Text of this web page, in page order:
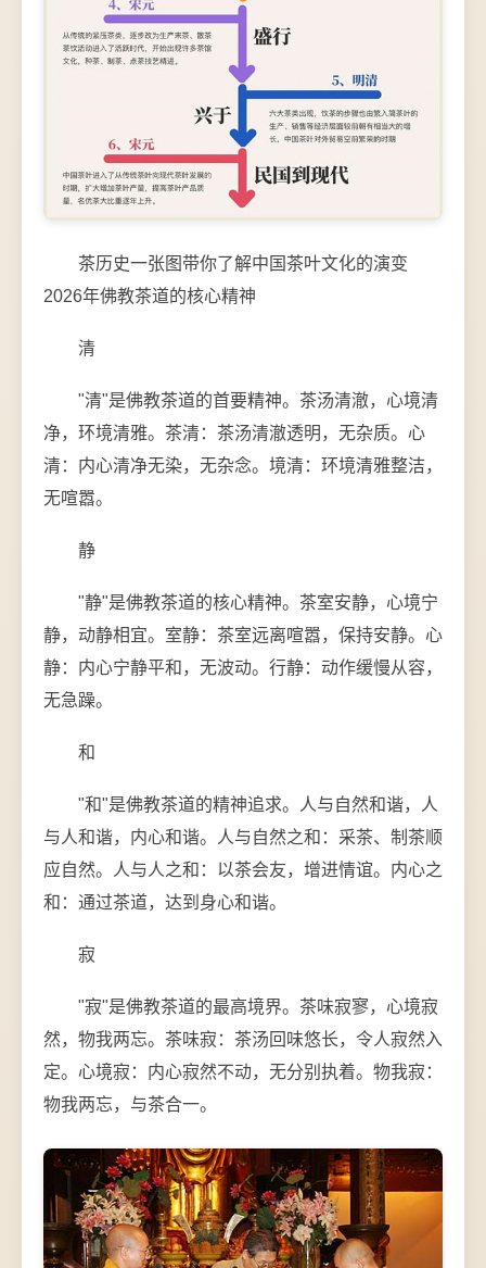
茶历史一张图带你了解中国茶叶文化的演变
2026年佛教茶道的核心精神
清
"清"是佛教茶道的首要精神。茶汤清澈，心境清
净，环境清雅。茶清：茶汤清澈透明，无杂质。心
清：内心清净无染，无杂念。境清：环境清雅整洁，
无喧嚣。
静
"静"是佛教茶道的核心精神。茶室安静，心境宁
静，动静相宜。室静：茶室远离喧嚣，保持安静。心
静：内心宁静平和，无波动。行静：动作缓慢从容，
无急躁。
和
"和"是佛教茶道的精神追求。人与自然和谐，人
与人和谐，内心和谐。人与自然之和：采茶、制茶顺
应自然。人与人之和：以茶会友，增进情谊。内心之
和：通过茶道，达到身心和谐。
寂
"寂"是佛教茶道的最高境界。茶味寂寥，心境寂
然，物我两忘。茶味寂：茶汤回味悠长，令人寂然入
定。心境寂：内心寂然不动，无分别执着。物我寂：
物我两忘，与茶合一。